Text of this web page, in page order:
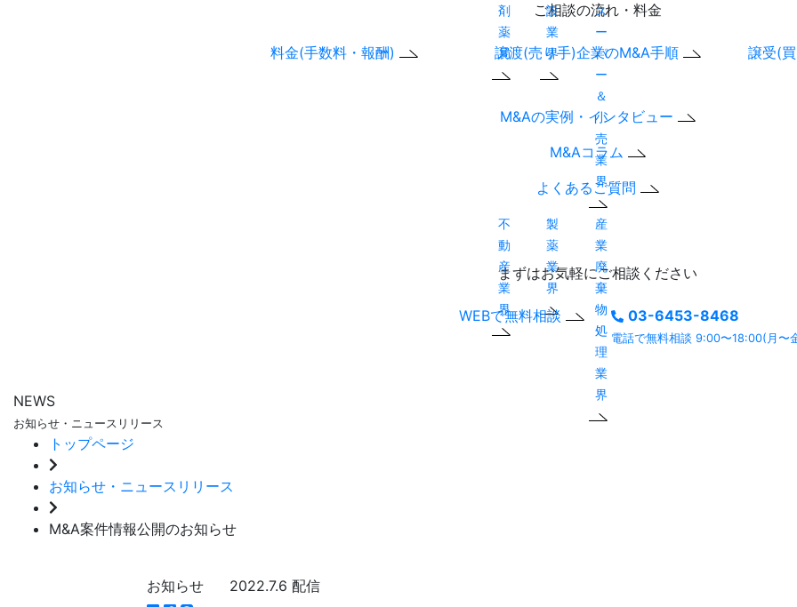
剤
薬
局
設
業
界
ス
ー
パ
ー
＆
小
売
業
界
不
動
産
業
界
製
薬
業
界
産
業
廃
棄
物
処
理
業
界
ご相談の流れ・料金
料金(手数料・報酬) 譲渡(売り手)企業のM&A手順 譲受(
M&Aの実例・インタビュー
M&Aコラム
よくあるご質問
まずはお気軽にご相談ください
WEBで無料相談 03-6453-8468
電話で無料相談 9:00〜18:00(月〜
NEWS
お知らせ・ニュースリリース
トップページ
お知らせ・ニュースリリース
M&A案件情報公開のお知らせ
お知らせ 2022.7.6 配信